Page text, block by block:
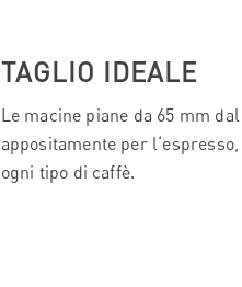
TAGLIO IDEALE
Le macine piane da 65 mm
appositamente per
ogni tipo di caffè.